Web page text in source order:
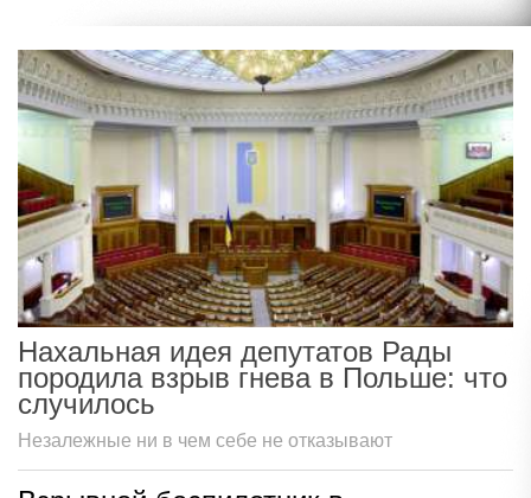
Нахальная идея депутатов Рады
породила взрыв гнева в Польше: что
случилось
Незалежные ни в чем себе не отказывают